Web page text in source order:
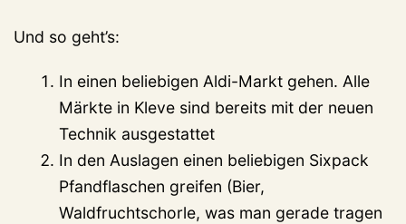
Und so geht’s:
In einen beliebigen Aldi-Markt gehen. Alle
Märkte in Kleve sind bereits mit der neuen
Technik ausgestattet
In den Auslagen einen beliebigen Sixpack
Pfandflaschen greifen (Bier,
Waldfruchtschorle, was man gerade tragen